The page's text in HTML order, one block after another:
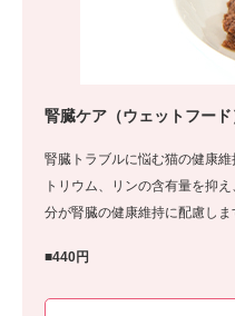
腎臓ケア（ウェットフード
腎臓トラブルに悩む猫の健康
トリウム、リンの含有量を抑
分が腎臓の健康維持に配慮しま
■440円